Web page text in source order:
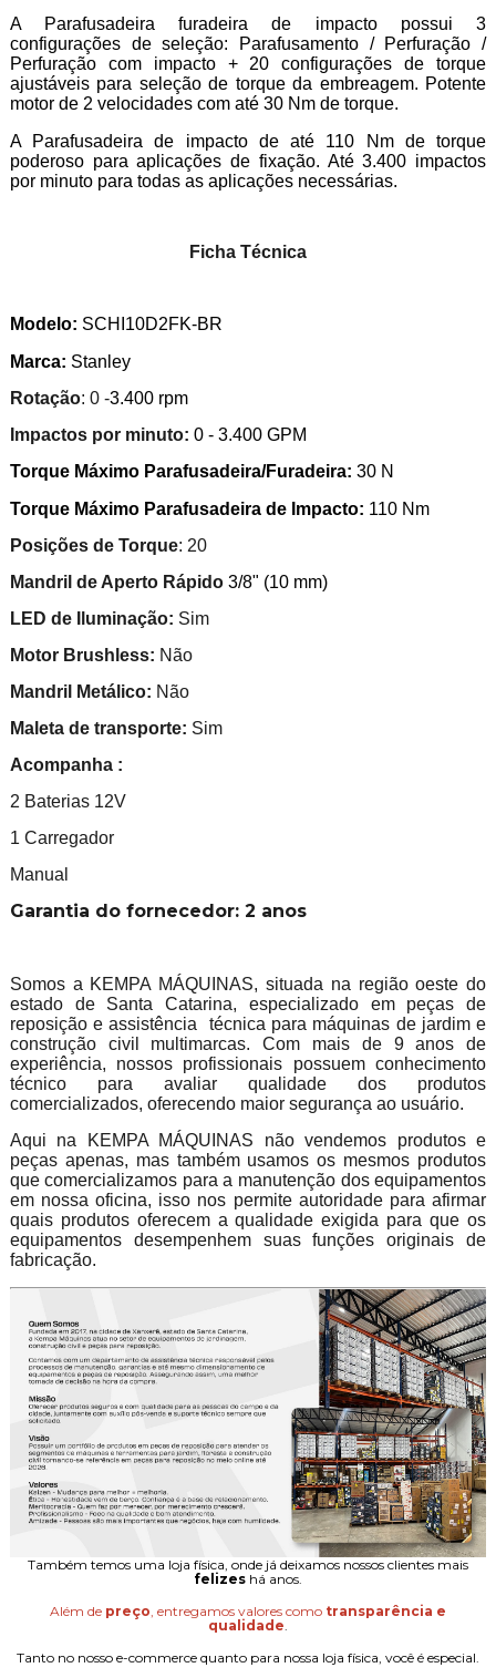
A Parafusadeira furadeira de impacto possui 3
configurações de seleção: Parafusamento / Perfuração /
Perfuração com impacto + 20 configurações de torque
ajustáveis ​​para seleção de torque da embreagem. Potente
motor de 2 velocidades com até 30 Nm de torque.
A Parafusadeira de impacto de até 110 Nm de torque
poderoso para aplicações de fixação. Até 3.400 impactos
por minuto para todas as aplicações necessárias.
Ficha Técnica
Modelo: SCHI10D2FK-BR
Marca: Stanley
Rotação: 0 -3.400 rpm
Impactos por minuto: 0 - 3.400 GPM
Torque Máximo Parafusadeira/Furadeira: 30 N
Torque Máximo Parafusadeira de Impacto: 110 Nm
Posições de Torque: 20
Mandril de Aperto Rápido 3/8" (10 mm)
LED de Iluminação: Sim
Motor Brushless: Não
Mandril Metálico: Não
Maleta de transporte: Sim
Acompanha :
2 Baterias 12V
1 Carregador
Manual
Garantia do fornecedor: 2 anos
Somos a KEMPA MÁQUINAS, situada na região oeste do
estado de Santa Catarina, especializado em peças de
reposição e assistência técnica para máquinas de jardim e
construção civil multimarcas. Com mais de 9 anos de
experiência, nossos profissionais possuem conhecimento
técnico para avaliar qualidade dos produtos
comercializados, oferecendo maior segurança ao usuário.
Aqui na KEMPA MÁQUINAS não vendemos produtos e
peças apenas, mas também usamos os mesmos produtos
que comercializamos para a manutenção dos equipamentos
em nossa oficina, isso nos permite autoridade para afirmar
quais produtos oferecem a qualidade exigida para que os
equipamentos desempenhem suas funções originais de
fabricação.
Também temos uma loja física, onde já deixamos nossos clientes mais
felizeshá anos.
Além de preço , entregamos valores como transparência e
qualidade
Tanto no nosso e-commerce quanto para nossa loja física, você é especial.